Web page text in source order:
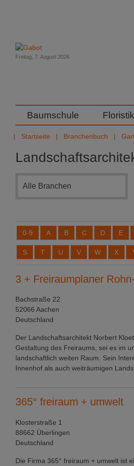
Freitag, 7. August 2026
Baumschule
Startseite Branchenbuch
0-9 A B C D E
S T U V W X
3 + Freiraumplaner
Bachstraße 22
52066 Aachen
Deutschland
Der Landschaftsarchitekt Norbert
Gestaltung des Freiraums, sei es im
landschaftlich weiten Raum. Sein
Innenhof als auch weiträumigen
365° freiraum + umwelt
Klosterstraße 1
88662 Überlingen
Deutschland
Die Firma 365° freiraum + umwelt ist